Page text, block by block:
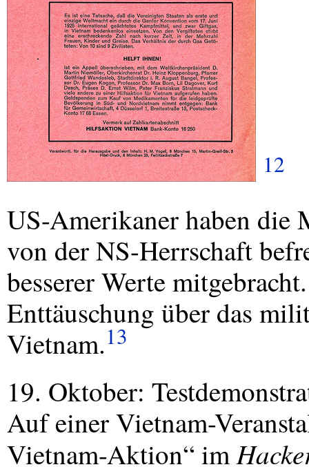
12
US-Amerikaner haben die
von der NS-Herrschaft
besserer Werte
Enttäuschung über das
Vietnam.13
19. Oktober:
Auf einer Vietnam-
Vietnam-Aktion“ im